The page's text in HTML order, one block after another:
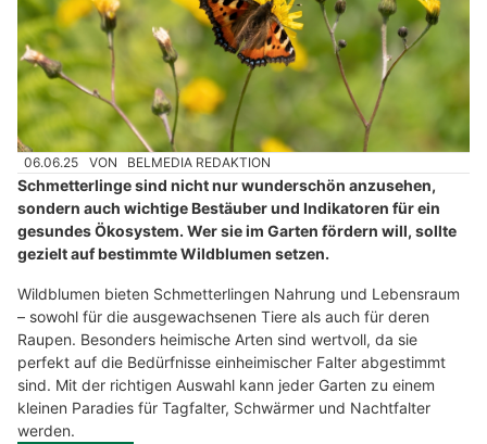
06.06.25 VON BELMEDIA REDAKTION
Schmetterlinge sind nicht nur wunderschön anzusehen,
sondern auch wichtige Bestäuber und Indikatoren für ein
gesundes Ökosystem. Wer sie im Garten fördern will, sollte
gezielt auf bestimmte Wildblumen setzen.
Wildblumen bieten Schmetterlingen Nahrung und Lebensraum
– sowohl für die ausgewachsenen Tiere als auch für deren
Raupen. Besonders heimische Arten sind wertvoll, da sie
perfekt auf die Bedürfnisse einheimischer Falter abgestimmt
sind. Mit der richtigen Auswahl kann jeder Garten zu einem
kleinen Paradies für Tagfalter, Schwärmer und Nachtfalter
werden.